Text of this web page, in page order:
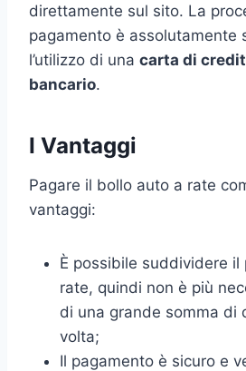
direttamente sul sito. La
pagamento è assolutamente
l’utilizzo di una carta di
bancario.
I Vantaggi
Pagare il bollo auto a rate
vantaggi:
È possibile suddividere il
rate, quindi non è più
di una grande somma di
volta;
Il pagamento è sicuro e